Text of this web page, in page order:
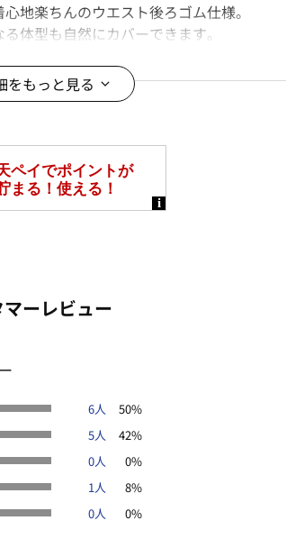
地楽ちんのウエスト後ろゴム仕様。
体型も自然にカバーできます。
観日、保護者会、七五三、お宮参り、謝
会議
ジャケットで、快適な着用感です。
い！
楽ちん。
しい！
り部分に抗菌防臭テープ付で安心感をプ
目立たず効果を発揮
せん。
をもっと見る
ーレビュー
6人
50%
5人
42%
0人
0%
1人
8%
0人
0%